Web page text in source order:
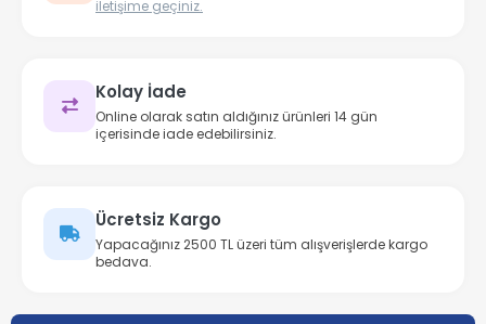
iletişime geçiniz.
Kolay İade
Online olarak satın aldığınız ürünleri 14 gün
içerisinde iade edebilirsiniz.
Ücretsiz Kargo
Yapacağınız 2500 TL üzeri tüm alışverişlerde kargo
bedava.